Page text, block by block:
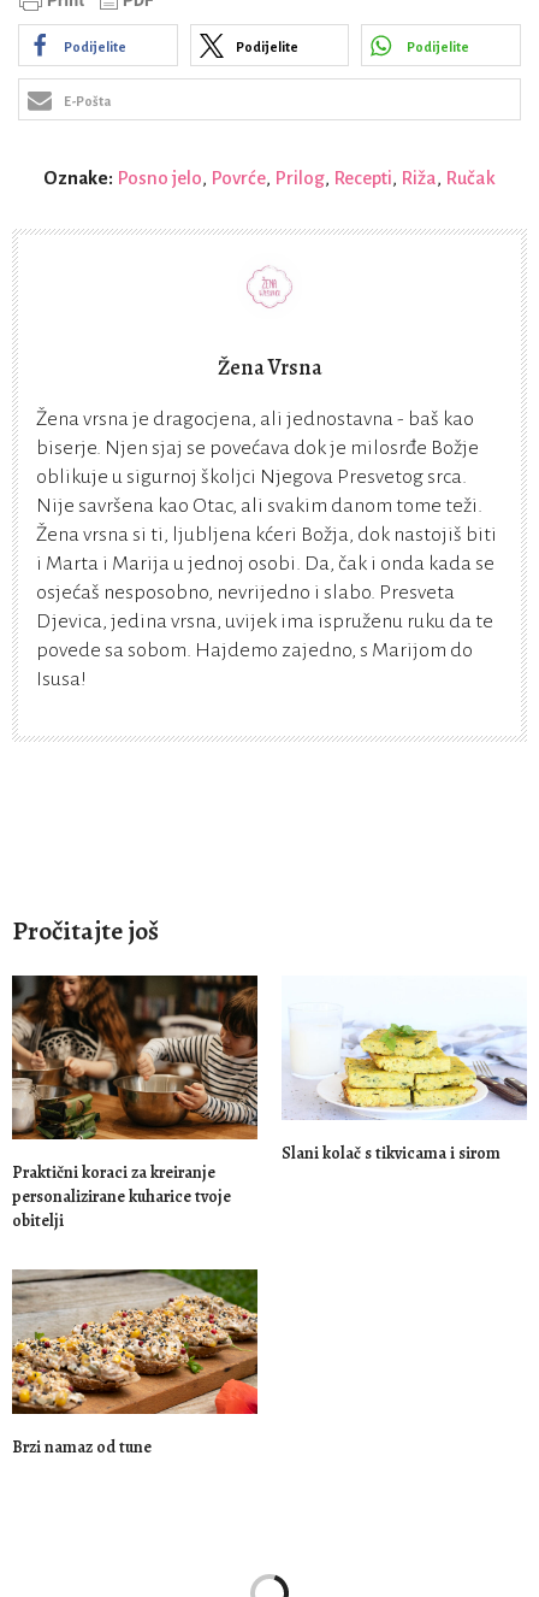
Podijelite Podijelite Podijelite
E-Pošta
Oznake: Posno jelo, Povrće, Prilog, Recepti, Riža, Ručak
Žena Vrsna
Žena vrsna je dragocjena, ali jednostavna - baš kao
biserje. Njen sjaj se povećava dok je milosrđe Božje
oblikuje u sigurnoj školjci Njegova Presvetog srca.
Nije savršena kao Otac, ali svakim danom tome teži.
Žena vrsna si ti, ljubljena kćeri Božja, dok nastojiš biti
i Marta i Marija u jednoj osobi. Da, čak i onda kada se
osjećaš nesposobno, nevrijedno i slabo. Presveta
Djevica, jedina vrsna, uvijek ima ispruženu ruku da te
povede sa sobom. Hajdemo zajedno, s Marijom do
Isusa!
Pročitajte još
Praktični koraci za kreiranje
personalizirane kuharice tvoje
obitelji
Slani kolač s tikvicama i sirom
Brzi namaz od tune